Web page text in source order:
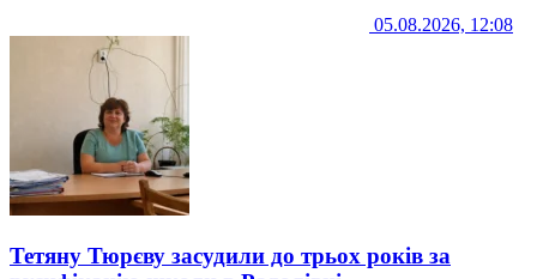
05.08.2026, 12:08
Тетяну Тюрєву засудили до трьох років за